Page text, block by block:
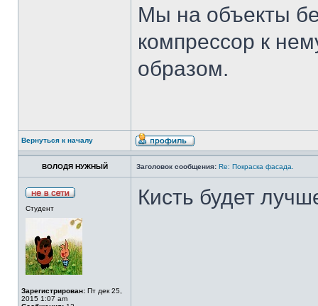
Мы на объекты
компрессор к
образом.
Вернуться к началу
ВОЛОДЯ НУЖНЫЙ Заголовок сообщения: Re: Покраска фасада.
Студент
Зарегистрирован: Пт дек 25,
2015 1:07 am
Кисть будет